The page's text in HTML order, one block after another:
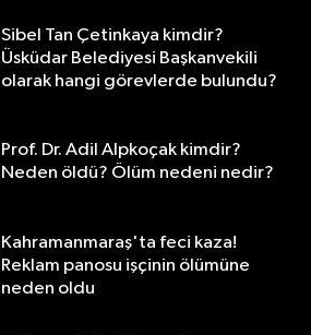
Sibel Tan Çetinkaya kimdir?
Üsküdar Belediyesi Başkanvekili
olarak hangi görevlerde bulundu?
Prof. Dr. Adil Alpkoçak kimdir?
Neden öldü? Ölüm nedeni nedir?
Kahramanmaraş'ta feci kaza!
Reklam panosu işçinin ölümüne
neden oldu